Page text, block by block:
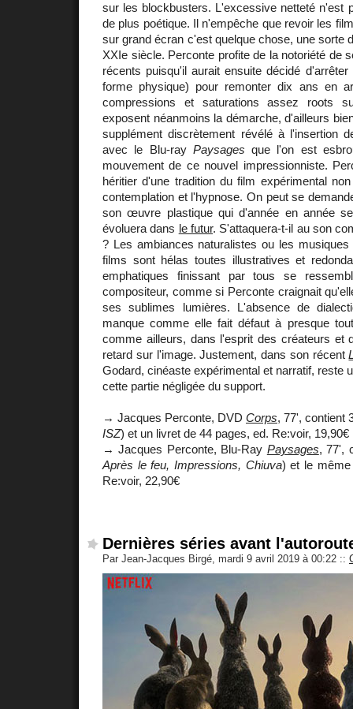
sur les blockbusters. L'excessive netteté n'est
de plus poétique. Il n'empêche que revoir les
sur grand écran c'est quelque chose, une sorte
XXIe siècle. Perconte profite de la notoriété de
récents puisqu'il aurait ensuite décidé
forme physique) pour remonter dix ans en
compressions et saturations assez roots
exposent néanmoins la démarche, d'ailleurs
supplément discrètement révélé à l'insertion
avec le Blu-ray Paysages que l'on est
mouvement de ce nouvel impressionniste.
héritier d'une tradition du film expérimental
contemplation et l'hypnose. On peut se
son œuvre plastique qui d'année en année
évoluera dans le futur. S'attaquera-t-il au son
? Les ambiances naturalistes ou les
films sont hélas toutes illustratives et
emphatiques finissant par tous se
compositeur, comme si Perconte craignait
ses sublimes lumières. L'absence de
manque comme elle fait défaut à presque
comme ailleurs, dans l'esprit des créateurs et
retard sur l'image. Justement, dans son récent
Godard, cinéaste expérimental et narratif, reste
cette partie négligée du support.
→ Jacques Perconte, DVD Corps, 77', contient
ISZ) et un livret de 44 pages, ed. Re:voir, 19,90€
→ Jacques Perconte, Blu-Ray Paysages, 77',
Après le feu, Impressions, Chiuva) et le
Re:voir, 22,90€
Dernières séries avant
Par Jean-Jacques Birgé, mardi 9 avril 2019 à 00:22 ::